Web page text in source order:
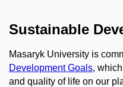
Sustainable
Masaryk University is
Development Goals,
and quality of life on our